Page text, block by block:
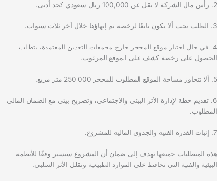
2. رأس مال الشركة لا يقل عن 100,000 ريال سعودي كحد أدنى.
3. الطلب يجب ألا يكون تابعًا لرخصة تم إنهاؤها خلال آخر ثلاث سنوات.
4. في حال اختيار موقع المحجر خارج مجمعات التعدين المعتمدة، يتطلب
الحصول على رخصة كشف على الموقع المرغوب.
5. ألا تتجاوز مساحة الموقع المطلوب للمحجر 250,000 متر مربع.
6. تقديم خطة لإدارة الأثر البيئي والاجتماعي، وتصريح بيئي مع الضمان المالي
المطلوب.
7. إثبات القدرة الفنية والجدوى المالية للمشروع.
هذه المتطلبات جميعها تهدف إلى ضمان أن المشروع سيسير وفقًا للأنظمة
البيئية والفنية التي تحافظ على الموارد الطبيعية وتقلل الأثر السلبي.